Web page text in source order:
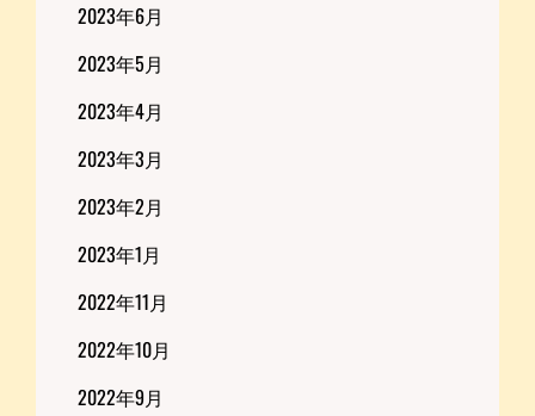
2023年6月
2023年5月
2023年4月
2023年3月
2023年2月
2023年1月
2022年11月
2022年10月
2022年9月